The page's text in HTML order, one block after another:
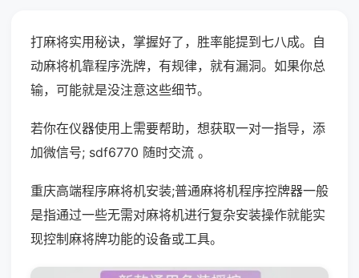
打麻将实用秘诀，掌握好了，胜率能提到七八成。自
动麻将机靠程序洗牌，有规律，就有漏洞。如果你总
输，可能就是没注意这些细节。
若你在仪器使用上需要帮助，想获取一对一指导，添
加微信号; sdf6770 随时交流 。
重庆高端程序麻将机安装;普通麻将机程序控牌器一般
是指通过一些无需对麻将机进行复杂安装操作就能实
现控制麻将牌功能的设备或工具。